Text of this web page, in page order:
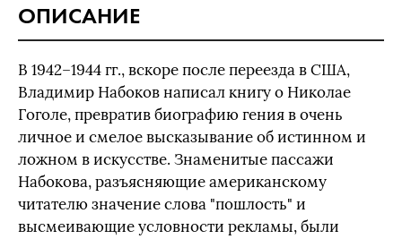
ОПИСАНИЕ
В 1942–1944 гг., вскоре после переезда в США,
Владимир Набоков написал книгу о Николае
Гоголе, превратив биографию гения в очень
личное и смелое высказывание об истинном и
ложном в искусстве. Знаменитые пассажи
Набокова, разъясняющие американскому
читателю значение слова "пошлость" и
высмеивающие условности рекламы, были